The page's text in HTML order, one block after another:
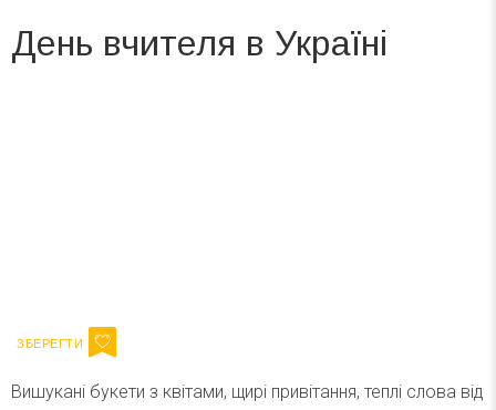
День вчителя в Україні
Вишукані букети з квітами, щирі привітання, теплі слова від